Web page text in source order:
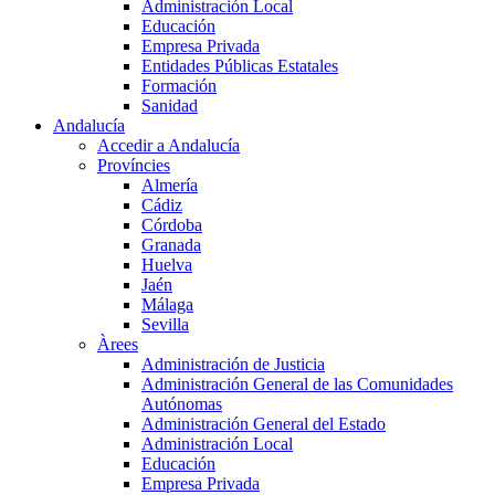
Administración Local
Educación
Empresa Privada
Entidades Públicas Estatales
Formación
Sanidad
Andalucía
Accedir a Andalucía
Províncies
Almería
Cádiz
Córdoba
Granada
Huelva
Jaén
Málaga
Sevilla
Àrees
Administración de Justicia
Administración General de las Comunidades
Autónomas
Administración General del Estado
Administración Local
Educación
Empresa Privada